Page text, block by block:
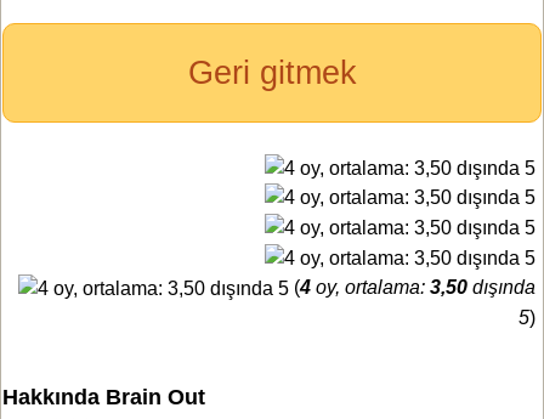
Geri gitmek
(4 oy, ortalama: 3,50 dışında
5)
Hakkında Brain Out